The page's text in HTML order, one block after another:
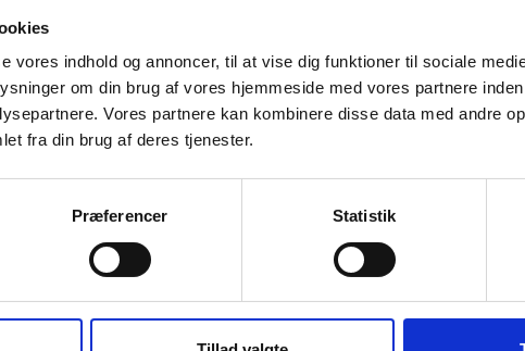
vores indhold og annoncer, til at vise dig funktioner til sociale
om din brug af vores hjemmeside med vores partnere
Vores partnere kan kombinere disse data med andre
fra din brug af deres tjenester.
Præferencer Statistik
forsikring
abonnement
Shop online